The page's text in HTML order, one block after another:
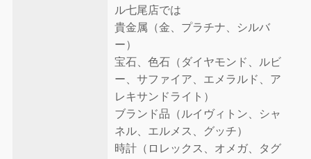
ル七尾店では
貴金属（金、プラチナ、シルバ
ー）
宝石、色石（ダイヤモンド、ルビ
ー、サファイア、エメラルド、ア
レキサンドライト）
ブランド品（ルイヴィトン、シャ
ネル、エルメス、グッチ）
時計（ロレックス、オメガ、タグ